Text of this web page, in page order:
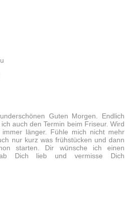
Guten Morgen. Endlich
auch den Termin beim Friseur. Wird
länger. Fühle mich nicht mehr
nur kurz was frühstücken und dann
starten. Dir wünsche ich einen
Dich lieb und vermisse Dich